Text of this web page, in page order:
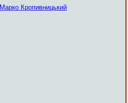
Марко Кропивницький